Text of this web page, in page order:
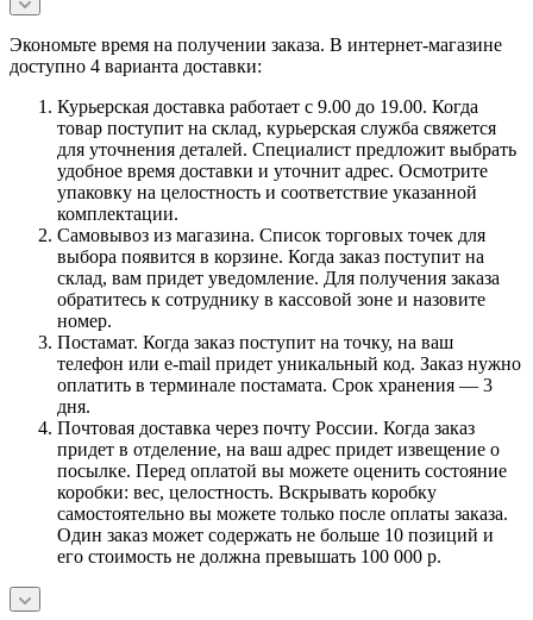
Экономьте время на получении заказа. В интернет-магазине
доступно 4 варианта доставки:
Курьерская доставка работает с 9.00 до 19.00. Когда
товар поступит на склад, курьерская служба свяжется
для уточнения деталей. Специалист предложит выбрать
удобное время доставки и уточнит адрес. Осмотрите
упаковку на целостность и соответствие указанной
комплектации.
Самовывоз из магазина. Список торговых точек для
выбора появится в корзине. Когда заказ поступит на
склад, вам придет уведомление. Для получения заказа
обратитесь к сотруднику в кассовой зоне и назовите
номер.
Постамат. Когда заказ поступит на точку, на ваш
телефон или e-mail придет уникальный код. Заказ нужно
оплатить в терминале постамата. Срок хранения — 3
дня.
Почтовая доставка через почту России. Когда заказ
придет в отделение, на ваш адрес придет извещение о
посылке. Перед оплатой вы можете оценить состояние
коробки: вес, целостность. Вскрывать коробку
самостоятельно вы можете только после оплаты заказа.
Один заказ может содержать не больше 10 позиций и
его стоимость не должна превышать 100 000 р.